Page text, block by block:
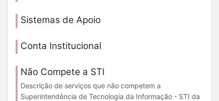
Sistemas de Apoio
Conta Institucional
Não Compete a STI
Descrição de serviços que não competem a
Superintendência de Tecnologia da Informação - STI da